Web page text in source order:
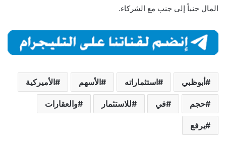
المال جنباً إلى جنب مع الشركاء.
أبوظبي استثماراته الأسهم الأميركية
حجم في للاستثمار والعقارات
يرفع